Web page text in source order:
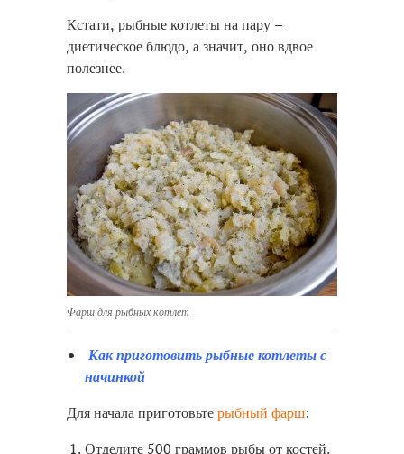
Кстати, рыбные котлеты на пару –
диетическое блюдо, а значит, оно вдвое
полезнее.
Фарш для рыбных котлет
Как приготовить рыбные котлеты с
начинкой
Для начала приготовьтерыбный фарш:
Отделите 500 граммов рыбы от костей.